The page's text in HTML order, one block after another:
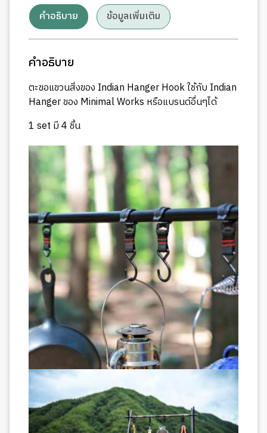
คำอธิบาย ข้อมูลเพิ่มเติม
คำอธิบาย
ตะขอแขวนสิ่งของ Indian Hanger Hook ใช้กับ Indian
Hanger ของ Minimal Works หรือแบรนด์อื่นๆได้
1 set มี 4 ชิ้น